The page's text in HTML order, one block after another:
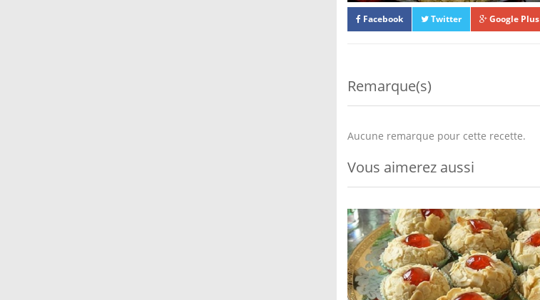
température moyenne.
Présenter dans des caissettes.
Facebook Twitter Google Plus
Remarque(s)
Aucune remarque pour cette recette.
Vous aimerez aussi